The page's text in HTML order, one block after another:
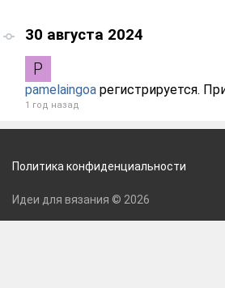
30 августа 2024
pamelaingoa регистрируется.
1 год назад
Политика конфиденциальности
Идеи для вязания © 2026